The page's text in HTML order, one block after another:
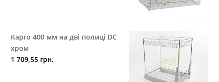
Карго 400 мм на дві полиці DC
хром
1 709,55 грн.